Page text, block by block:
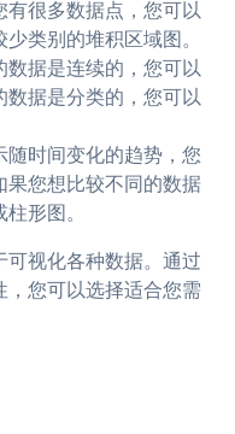
很多数据点，您可以
类别的堆积区域图。
据是连续的，您可以
据是分类的，您可以
时间变化的趋势，您
您想比较不同的数据
形图。
视化各种数据。通过
您可以选择适合您需